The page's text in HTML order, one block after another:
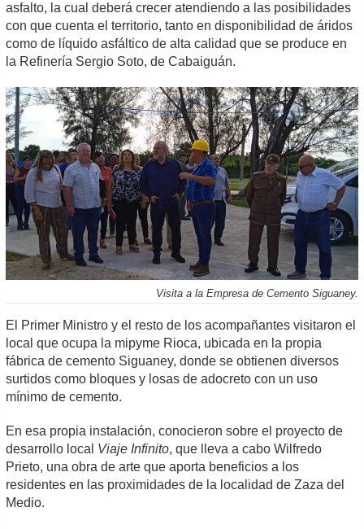
asfalto, la cual deberá crecer atendiendo a las posibilidades
con que cuenta el territorio, tanto en disponibilidad de áridos
como de líquido asfáltico de alta calidad que se produce en
la Refinería Sergio Soto, de Cabaiguán.
Visita a la Empresa de Cemento Siguaney.
El Primer Ministro y el resto de los acompañantes visitaron el
local que ocupa la mipyme Rioca, ubicada en la propia
fábrica de cemento Siguaney, donde se obtienen diversos
surtidos como bloques y losas de adocreto con un uso
mínimo de cemento.
En esa propia instalación, conocieron sobre el proyecto de
desarrollo local Viaje Infinito, que lleva a cabo Wilfredo
Prieto, una obra de arte que aporta beneficios a los
residentes en las proximidades de la localidad de Zaza del
Medio.